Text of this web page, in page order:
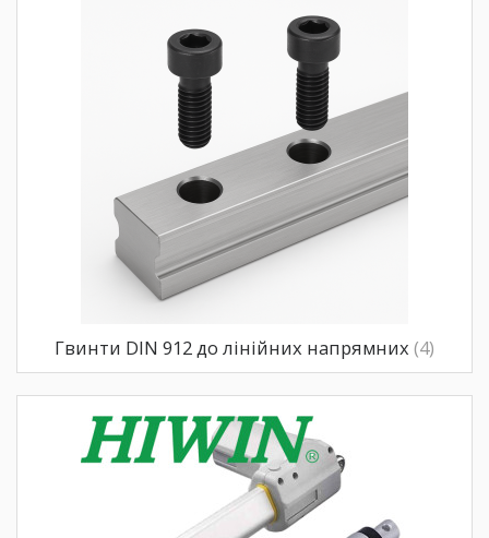
Гвинти DIN 912 до лінійних напрямних (4)